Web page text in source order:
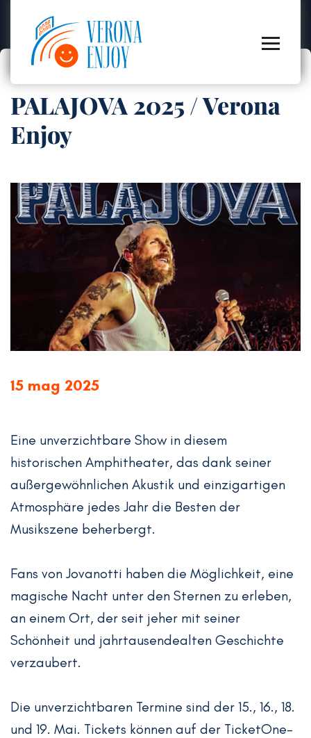
PALAJOVA 2025 / Verona
Enjoy
15 mag 2025
Eine unverzichtbare Show in diesem
historischen Amphitheater, das dank seiner
außergewöhnlichen Akustik und einzigartigen
Atmosphäre jedes Jahr die Besten der
Musikszene beherbergt.
Fans von Jovanotti haben die Möglichkeit, eine
magische Nacht unter den Sternen zu erleben,
an einem Ort, der seit jeher mit seiner
Schönheit und jahrtausendealten Geschichte
verzaubert.
Die unverzichtbaren Termine sind der 15., 16., 18.
und 19. Mai. Tickets können auf der TicketOne-